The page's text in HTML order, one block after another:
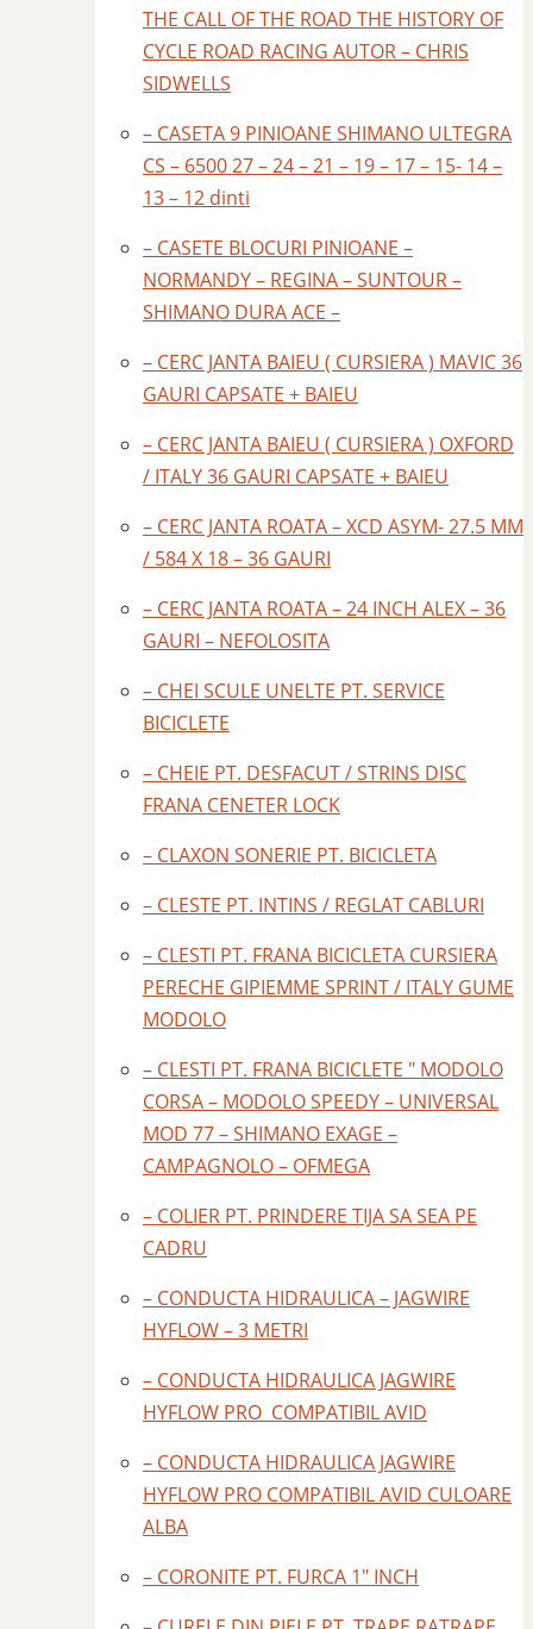
THE CALL OF THE ROAD THE HISTORY OF
CYCLE ROAD RACING AUTOR – CHRIS
SIDWELLS
– CASETA 9 PINIOANE SHIMANO ULTEGRA
CS – 6500 27 – 24 – 21 – 19 – 17 – 15- 14 –
13 – 12 dinti
– CASETE BLOCURI PINIOANE –
NORMANDY – REGINA – SUNTOUR –
SHIMANO DURA ACE –
– CERC JANTA BAIEU ( CURSIERA ) MAVIC 36
GAURI CAPSATE + BAIEU
– CERC JANTA BAIEU ( CURSIERA ) OXFORD
/ ITALY 36 GAURI CAPSATE + BAIEU
– CERC JANTA ROATA – XCD ASYM- 27.5 MM
/ 584 X 18 – 36 GAURI
– CERC JANTA ROATA – 24 INCH ALEX – 36
GAURI – NEFOLOSITA
– CHEI SCULE UNELTE PT. SERVICE
BICICLETE
– CHEIE PT. DESFACUT / STRINS DISC
FRANA CENETER LOCK
– CLAXON SONERIE PT. BICICLETA
– CLESTE PT. INTINS / REGLAT CABLURI
– CLESTI PT. FRANA BICICLETA CURSIERA
PERECHE GIPIEMME SPRINT / ITALY GUME
MODOLO
– CLESTI PT. FRANA BICICLETE " MODOLO
CORSA – MODOLO SPEEDY – UNIVERSAL
MOD 77 – SHIMANO EXAGE –
CAMPAGNOLO – OFMEGA
– COLIER PT. PRINDERE TIJA SA SEA PE
CADRU
– CONDUCTA HIDRAULICA – JAGWIRE
HYFLOW – 3 METRI
– CONDUCTA HIDRAULICA JAGWIRE
HYFLOW PRO COMPATIBIL AVID
– CONDUCTA HIDRAULICA JAGWIRE
HYFLOW PRO COMPATIBIL AVID CULOARE
ALBA
– CORONITE PT. FURCA 1" INCH